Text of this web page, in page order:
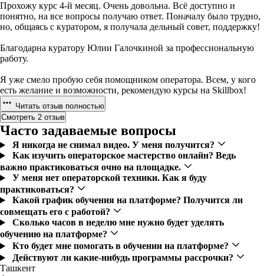
Прохожу курс 4-й месяц. Очень довольна. Всё доступно и
понятно, на все вопросы получаю ответ. Поначалу было трудно,
но, общаясь с куратором, я получала дельный совет, поддержку!
Благодарна куратору Юлии Галочкиной за профессиональную
работу.
Я уже смело пробую себя помощником оператора. Всем, у кого
есть желание и возможности, рекомендую курсы на Skillbox!
Читать отзыв полностью
Смотреть 2 отзыв
Часто задаваемые вопросы
Я никогда не снимал видео. У меня получится?
Как изучить операторское мастерство онлайн? Ведь
важно практиковаться очно на площадке.
У меня нет операторской техники. Как я буду
практиковаться?
Какой график обучения на платформе? Получится ли
совмещать его с работой?
Сколько часов в неделю мне нужно будет уделять
обучению на платформе?
Кто будет мне помогать в обучении на платформе?
Действуют ли какие-нибудь программы рассрочки?
Ташкент